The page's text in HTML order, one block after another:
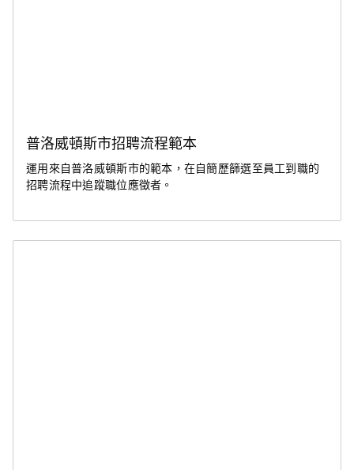
普洛威頓斯市招聘流程範本
運用來自普洛威頓斯市的範本，在自簡歷篩選至員工到職的
招聘流程中追蹤職位應徵者。